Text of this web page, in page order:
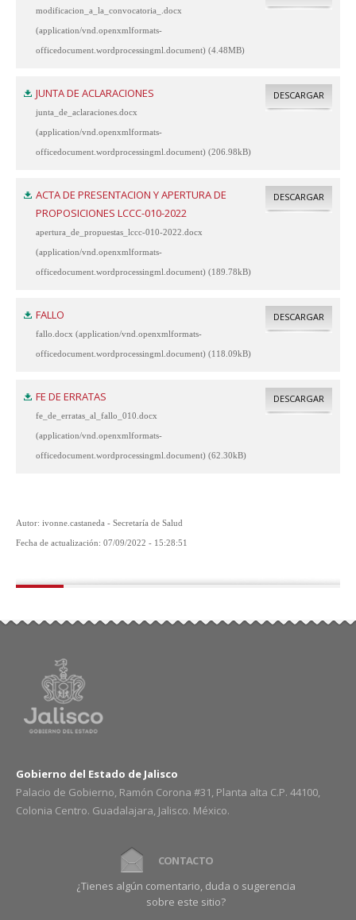
modificacion_a_la_convocatoria_.docx
(application/vnd.openxmlformats-
officedocument.wordprocessingml.document) (4.48MB)
JUNTA DE ACLARACIONES
junta_de_aclaraciones.docx
(application/vnd.openxmlformats-
officedocument.wordprocessingml.document) (206.98kB)
DESCARGAR
ACTA DE PRESENTACION Y APERTURA DE
PROPOSICIONES LCCC-010-2022
apertura_de_propuestas_lccc-010-2022.docx
(application/vnd.openxmlformats-
officedocument.wordprocessingml.document) (189.78kB)
DESCARGAR
FALLO
fallo.docx (application/vnd.openxmlformats-
officedocument.wordprocessingml.document) (118.09kB)
DESCARGAR
FE DE ERRATAS
fe_de_erratas_al_fallo_010.docx
(application/vnd.openxmlformats-
officedocument.wordprocessingml.document) (62.30kB)
DESCARGAR
Autor: ivonne.castaneda - Secretaría de Salud
Fecha de actualización: 07/09/2022 - 15:28:51
Gobierno del Estado de Jalisco
Palacio de Gobierno, Ramón Corona #31, Planta alta C.P. 44100,
Colonia Centro. Guadalajara, Jalisco. México.
CONTACTO
¿Tienes algún comentario, duda o sugerencia
sobre este sitio?